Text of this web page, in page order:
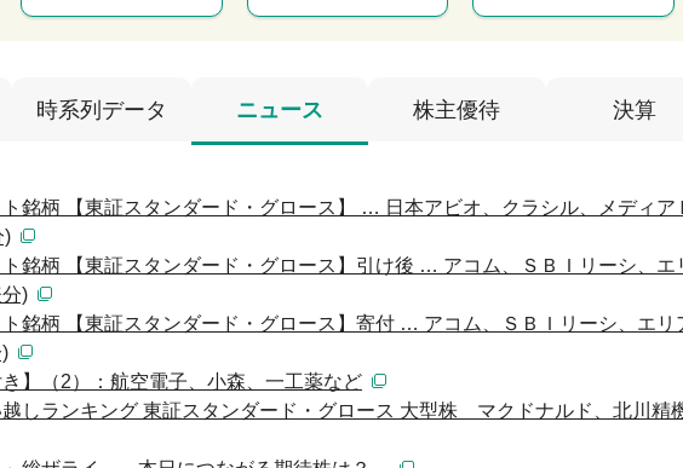
時系列データ ニュース 株主優待 決算
銘柄 【東証スタンダード・グロース】 … 日本アビオ、クラシル、メディ
)
銘柄 【東証スタンダード・グロース】引け後 … アコム、ＳＢＩリーシ、エ
)
銘柄 【東証スタンダード・グロース】寄付 … アコム、ＳＢＩリーシ、エリ
】（2）：航空電子、小森、一工薬など
しランキング 東証スタンダード・グロース 大型株 マクドナルド、北川精